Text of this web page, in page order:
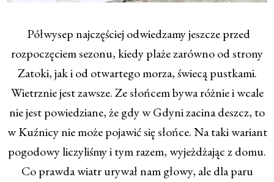
Półwysep najczęściej odwiedzamy jeszcze przed
rozpoczęciem sezonu, kiedy plaże zarówno od strony
Zatoki, jak i od otwartego morza, świecą pustkami.
Wietrznie jest zawsze. Ze słońcem bywa różnie i wcale
nie jest powiedziane, że gdy w Gdyni zacina deszcz, to
w Kuźnicy nie może pojawić się słońce. Na taki wariant
pogodowy liczyliśmy i tym razem, wyjeżdżając z domu.
Co prawda wiatr urywał nam głowy, ale dla paru